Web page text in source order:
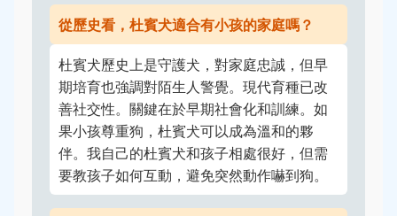
從歷史看，杜賓犬適合有小孩的家庭嗎？
杜賓犬歷史上是守護犬，對家庭忠誠，但早
期培育也強調對陌生人警覺。現代育種已改
善社交性。關鍵在於早期社會化和訓練。如
果小孩尊重狗，杜賓犬可以成為溫和的夥
伴。我自己的杜賓犬和孩子相處很好，但需
要教孩子如何互動，避免突然動作嚇到狗。